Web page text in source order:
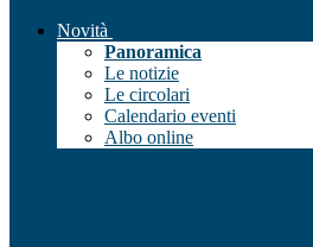
Novità
Panoramica
Le notizie
Le circolari
Calendario eventi
Albo online